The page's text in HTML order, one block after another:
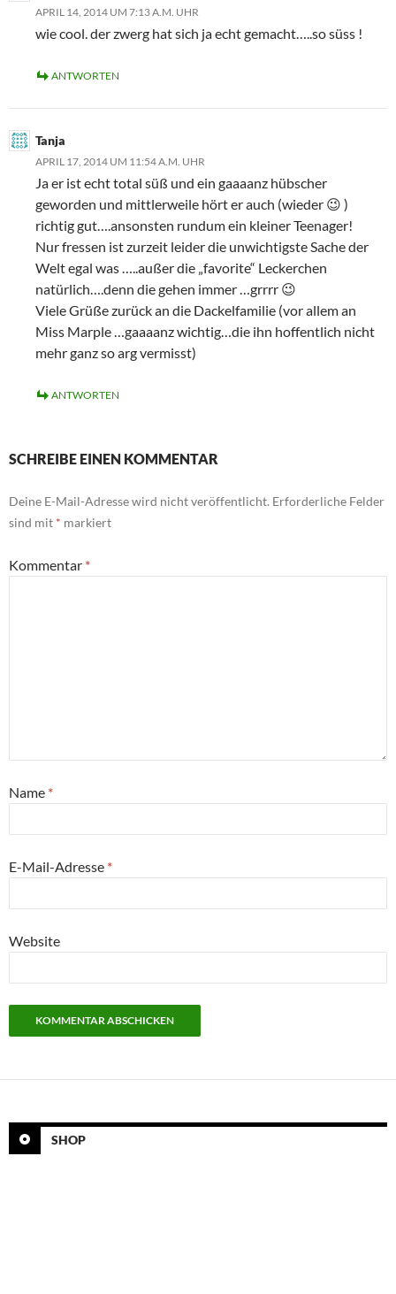
APRIL 14, 2014 UM 7:13 A.M. UHR
wie cool. der zwerg hat sich ja echt gemacht…..so süss !
ANTWORTEN
Tanja
APRIL 17, 2014 UM 11:54 A.M. UHR
Ja er ist echt total süß und ein gaaaanz hübscher
geworden und mittlerweile hört er auch (wieder 😉 )
richtig gut….ansonsten rundum ein kleiner Teenager!
Nur fressen ist zurzeit leider die unwichtigste Sache der
Welt egal was …..außer die „favorite“ Leckerchen
natürlich….denn die gehen immer …grrrr 😉
Viele Grüße zurück an die Dackelfamilie (vor allem an
Miss Marple …gaaaanz wichtig…die ihn hoffentlich nicht
mehr ganz so arg vermisst)
ANTWORTEN
SCHREIBE EINEN KOMMENTAR
Deine E-Mail-Adresse wird nicht veröffentlicht. Erforderliche Felder
sind mit * markiert
Kommentar *
Name *
E-Mail-Adresse *
Website
SHOP